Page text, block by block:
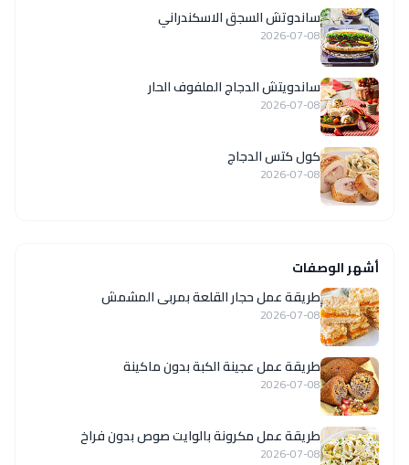
ساندوتش السجق الاسكندراني
2026-07-08
ساندويتش الدجاج الملفوف الحار
2026-07-08
كول كتس الدجاج
2026-07-08
أشهر الوصفات
طريقة عمل حجار القلعة بمربى المشمش
2026-07-08
طريقة عمل عجينة الكبة بدون ماكينة
2026-07-08
طريقة عمل مكرونة بالوايت صوص بدون فراخ
2026-07-08